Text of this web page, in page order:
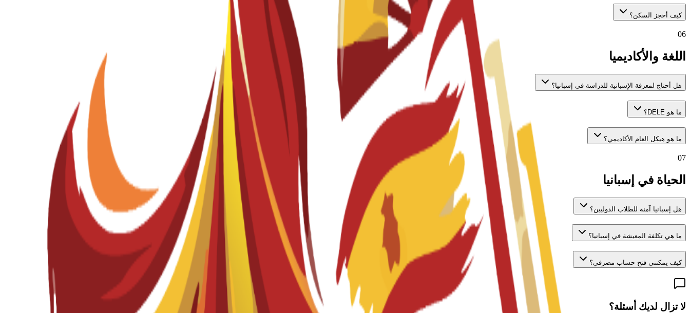
كيف أحجز السكن؟
06
اللغة والأكاديميا
هل أحتاج لمعرفة الإسبانية للدراسة في إسبانيا؟
ما هو DELE؟
ما هو هيكل العام الأكاديمي؟
07
الحياة في إسبانيا
هل إسبانيا آمنة للطلاب الدوليين؟
ما هي تكلفة المعيشة في إسبانيا؟
كيف يمكنني فتح حساب مصرفي؟
لا تزال لديك أسئلة؟